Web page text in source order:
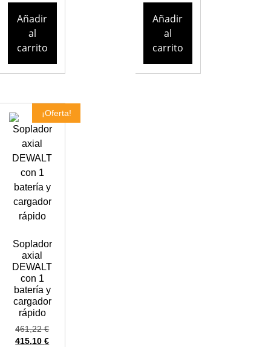
Añadir
al
carrito
Añadir
al
carrito
¡Oferta!
Soplador
axial
DEWALT
con 1
batería y
cargador
rápido
461,22€
415,10€